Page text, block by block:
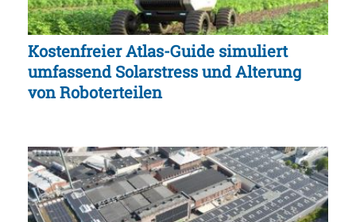
Kostenfreier Atlas-Guide simuliert
umfassend Solarstress und Alterung
von Roboterteilen